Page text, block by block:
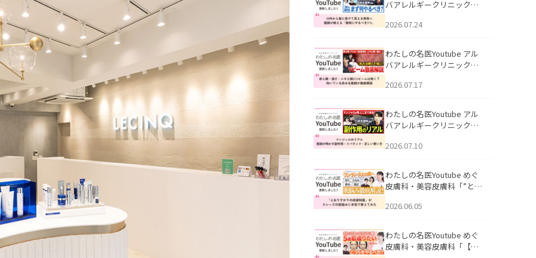
バアレルギークリニック札
える男性へ｜医師が教える
公開いたしました。
2026.07.24
わたしの名医Youtube アル
バアレルギークリニック札
跡にVビームは効く？向いて
説」を公開いたしました。
2026.07.17
わたしの名医Youtube アル
バアレルギークリニック札
医師が明かす副作用・リバ
公開いたしました。
2026.07.10
わたしの名医Youtube めぐ
皮膚科・美容皮膚科「”とお
ッズの肌悩みに本気で答え
た。
2026.06.05
わたしの名医Youtube めぐ
皮膚科・美容皮膚科「【ヒ